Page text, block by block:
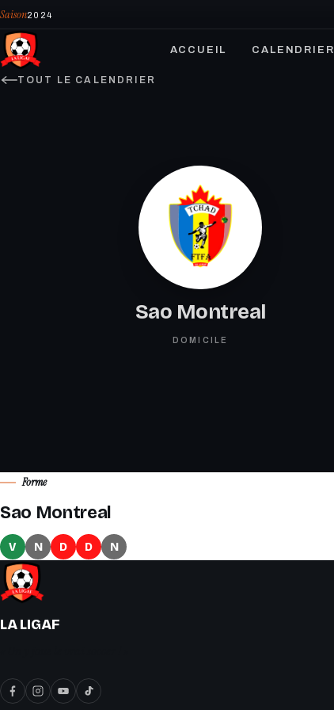
Saison2024
ACCUEIL CALENDRIER
TOUT LE CALENDRIER
Sao Montreal
DOMICILE
Forme
Sao Montreal
V N D D N
LA LIGAF